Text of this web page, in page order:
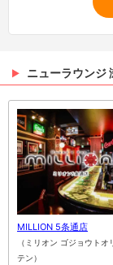
ニューラウンジ
MILLION 5条通店
（ミリオン ゴジョウトオ
テン）